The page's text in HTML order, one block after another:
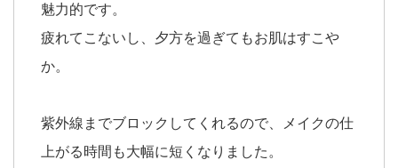
魅力的です。
疲れてこないし、夕方を過ぎてもお肌はすこや
か。
紫外線までブロックしてくれるので、メイクの仕
上がる時間も大幅に短くなりました。